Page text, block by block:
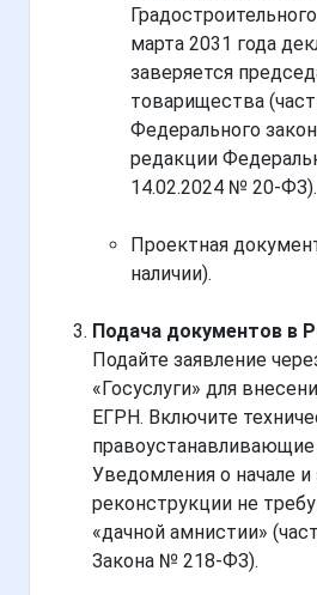
марта 2031 года
заверяется
товарищества
Федерального
редакции
14.02.2024 № 20-ФЗ).
Проектная
наличии).
Подача документов в
Подайте заявление
«Госуслуги» для
ЕГРН. Включите
Уведомления о начале
реконструкции не
«дачной амнистии»
Закона № 218-ФЗ).